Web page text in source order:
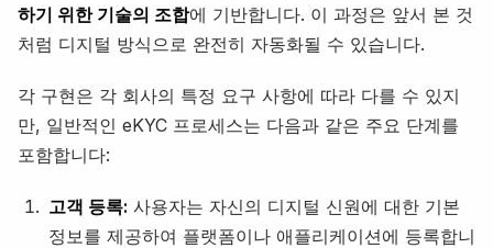
하기 위한 기술의 조합에 기반합니다. 이 과정은 앞서 본 것
처럼 디지털 방식으로 완전히 자동화될 수 있습니다.
각 구현은 각 회사의 특정 요구 사항에 따라 다를 수 있지
만, 일반적인 eKYC 프로세스는 다음과 같은 주요 단계를
포함합니다:
고객 등록: 사용자는 자신의 디지털 신원에 대한 기본
정보를 제공하여 플랫폼이나 애플리케이션에 등록합니